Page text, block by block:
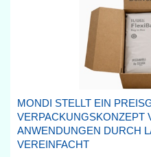
MONDI STELLT EIN
VERPACKUNGSKONZEPT
ANWENDUNGEN DURCH
VEREINFACHT